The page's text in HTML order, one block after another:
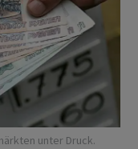
unter Druck.